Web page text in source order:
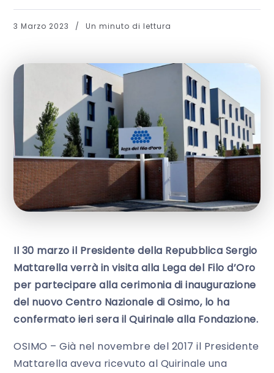
3 Marzo 2023 Un minuto di lettura
Il 30 marzo il Presidente della Repubblica Sergio
Mattarella verrà in visita alla Lega del Filo d’Oro
per partecipare alla cerimonia di inaugurazione
del nuovo Centro Nazionale di Osimo, lo ha
confermato ieri sera il Quirinale alla Fondazione.
OSIMO – Già nel novembre del 2017 il Presidente
Mattarella aveva ricevuto al Quirinale una